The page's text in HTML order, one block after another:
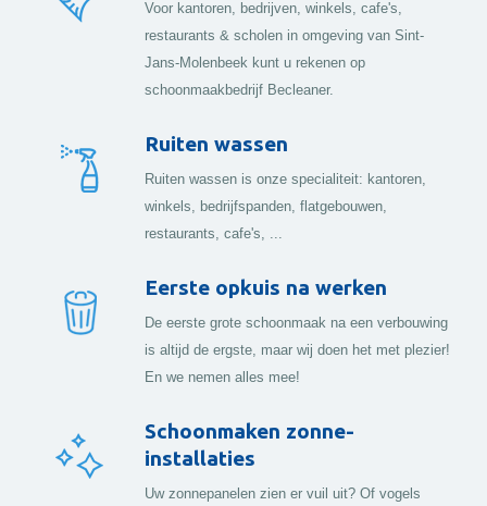
Voor kantoren, bedrijven, winkels, cafe's,
restaurants & scholen in omgeving van Sint-
Jans-Molenbeek kunt u rekenen op
schoonmaakbedrijf Becleaner.
Ruiten wassen
Ruiten wassen is onze specialiteit: kantoren,
winkels, bedrijfspanden, flatgebouwen,
restaurants, cafe's, ...
Eerste opkuis na werken
De eerste grote schoonmaak na een verbouwing
is altijd de ergste, maar wij doen het met plezier!
En we nemen alles mee!
Schoonmaken zonne-
installaties
Uw zonnepanelen zien er vuil uit? Of vogels